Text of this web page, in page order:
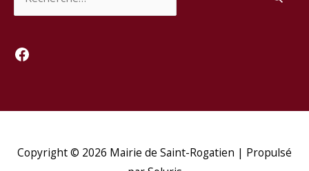
Facebook
Copyright © 2026 Mairie de Saint-Rogatien | Propulsé